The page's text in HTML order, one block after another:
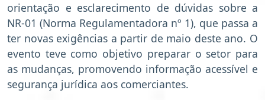
orientação e esclarecimento de dúvidas sobre a
NR-01 (Norma Regulamentadora nº 1), que passa a
ter novas exigências a partir de maio deste ano. O
evento teve como objetivo preparar o setor para
as mudanças, promovendo informação acessível e
segurança jurídica aos comerciantes.